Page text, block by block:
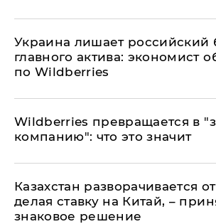
​Украина лишает российский
главного актива: экономист
по Wildberries
Wildberries превращается в
компанию": что это значит
Казахстан разворачивается
делая ставку на Китай, –
знаковое решение